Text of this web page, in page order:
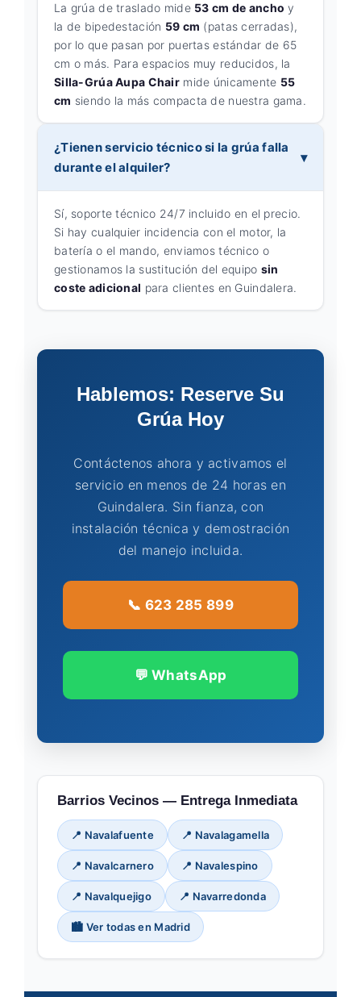
La grúa de traslado mide 53 cm de ancho y
la de bipedestación 59 cm (patas cerradas),
por lo que pasan por puertas estándar de 65
cm o más. Para espacios muy reducidos, la
Silla-Grúa Aupa Chair mide únicamente 55
cm siendo la más compacta de nuestra gama.
¿Tienen servicio técnico si la grúa falla
durante el alquiler?
Sí, soporte técnico 24/7 incluido en el precio.
Si hay cualquier incidencia con el motor, la
batería o el mando, enviamos técnico o
gestionamos la sustitución del equipo sin
coste adicional para clientes en Guindalera.
Hablemos: Reserve Su
Grúa Hoy
Contáctenos ahora y activamos el
servicio en menos de 24 horas en
Guindalera. Sin fianza, con
instalación técnica y demostración
del manejo incluida.
📞 623 285 899
💬 WhatsApp
Barrios Vecinos — Entrega Inmediata
📍 Navalafuente 📍 Navalagamella
📍 Navalcarnero 📍 Navalespino
📍 Navalquejigo 📍 Navarredonda
🏙️ Ver todas en Madrid